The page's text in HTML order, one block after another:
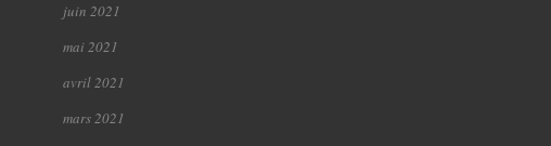
juin 2021
mai 2021
avril 2021
mars 2021